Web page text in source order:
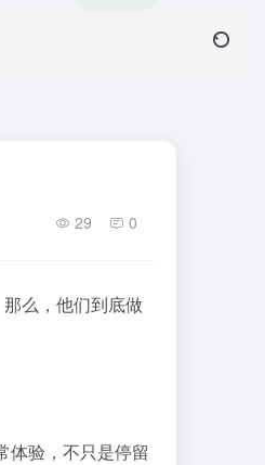
29 0
么，他们到底做
体验，不只是停留